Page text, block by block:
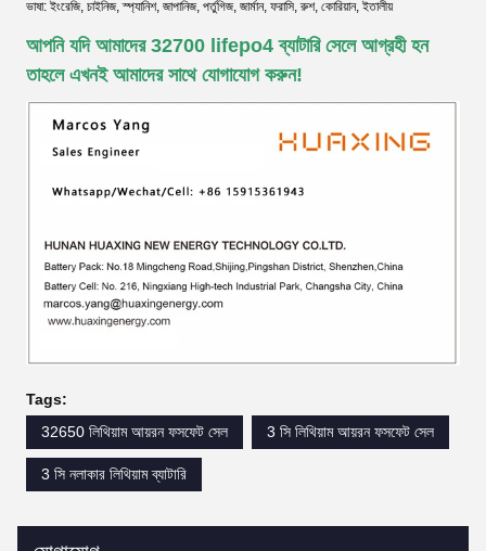
ভাষা: ইংরেজি, চাইনিজ, স্প্যানিশ, জাপানিজ, পর্তুগিজ, জার্মান, ফরাসি, রুশ, কোরিয়ান, ইতালীয়
আপনি যদি আমাদের 32700 lifepo4 ব্যাটারি সেলে আগ্রহী হন
তাহলে এখনই আমাদের সাথে যোগাযোগ করুন!
Tags:
32650 লিথিয়াম আয়রন ফসফেট সেল
3 সি লিথিয়াম আয়রন ফসফেট সেল
3 সি নলাকার লিথিয়াম ব্যাটারি